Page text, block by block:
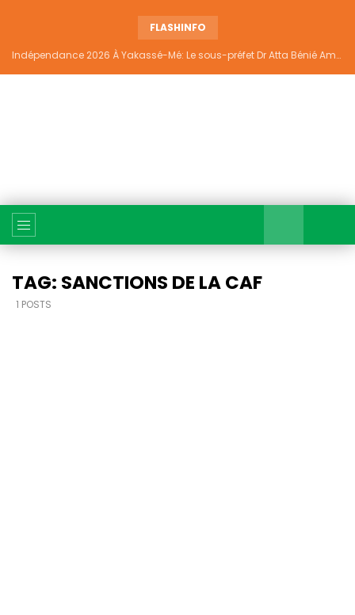
FLASHINFO
Indépendance 2026 À Yakassé-Mé: Le sous-préfet Dr Atta Bénié Amédé appelle à l’unité, à la sécurité et au développement
TAG: SANCTIONS DE LA CAF
1 POSTS